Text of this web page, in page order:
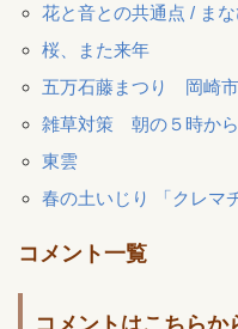
花と音との共通点 / ま
桜、また来年
五万石藤まつり 岡崎市
雑草対策 朝の５時か
東雲
春の土いじり 「クレマ
コメント一覧
コメントはこちらか